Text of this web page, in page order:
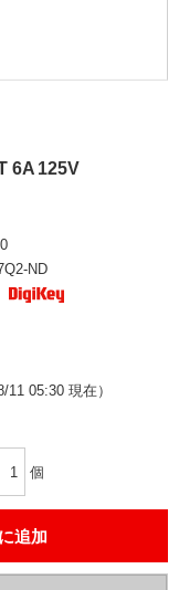
6A 125V
ND
11 05:30 現在）
個